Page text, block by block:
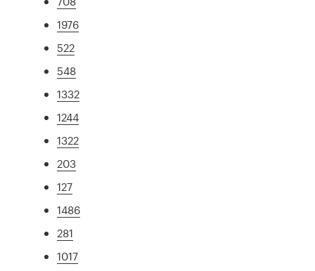
1976
522
548
1332
1244
1322
203
127
1486
281
1017